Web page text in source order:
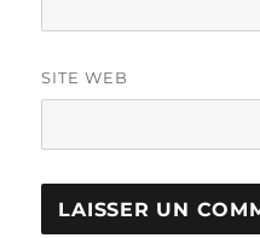
SITE WEB